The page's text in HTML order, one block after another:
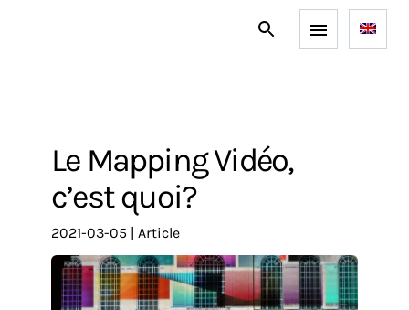
Le Mapping Vidéo,
c’est quoi?
2021-03-05 | article